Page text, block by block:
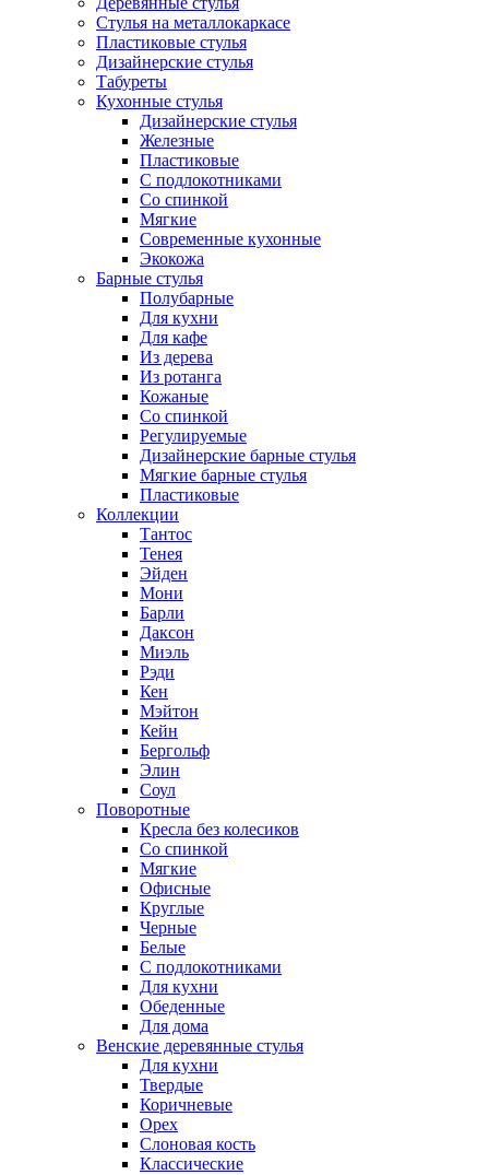
Стулья на металлокаркасе
Пластиковые стулья
Дизайнерские стулья
Табуреты
Кухонные стулья
Дизайнерские стулья
Железные
Пластиковые
С подлокотниками
Со спинкой
Мягкие
Современные кухонные
Экокожа
Барные стулья
Полубарные
Для кухни
Для кафе
Из дерева
Из ротанга
Кожаные
Со спинкой
Регулируемые
Дизайнерские барные стулья
Мягкие барные стулья
Пластиковые
Коллекции
Тантос
Тенея
Эйден
Мони
Барли
Даксон
Миэль
Рэди
Кен
Мэйтон
Кейн
Бергольф
Элин
Соул
Поворотные
Кресла без колесиков
Со спинкой
Мягкие
Офисные
Круглые
Черные
Белые
С подлокотниками
Для кухни
Обеденные
Для дома
Венские деревянные стулья
Для кухни
Твердые
Коричневые
Орех
Слоновая кость
Классические